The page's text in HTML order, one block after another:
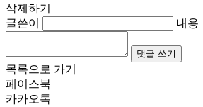
삭제하기
글쓴이
내용
댓글 쓰기
목록으로 가기
페이스북
카카오톡